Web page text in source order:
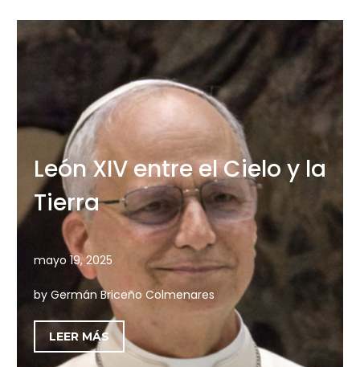
León XIV entre el Cielo y la
Tierra
mayo 19, 2025
by Germán Briceño Colmenares
LEER MÁS